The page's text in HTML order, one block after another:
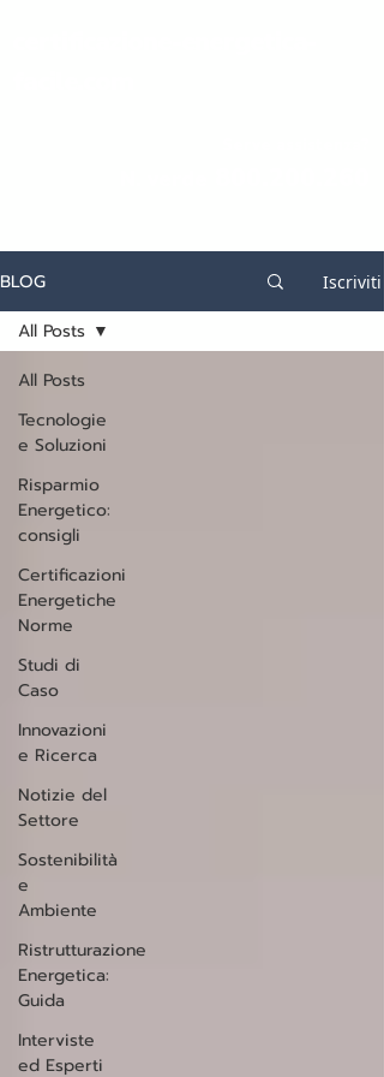
BLOG Iscriviti
All Posts
Tecnologie
e Soluzioni
Risparmio
Energetico:
consigli
Certificazioni
Energetiche
Norme
Studi di
Caso
Innovazioni
e Ricerca
Notizie del
Settore
Sostenibilità
e
Ambiente
Ristrutturazione
Energetica:
Guida
Interviste
ed Esperti
All Posts